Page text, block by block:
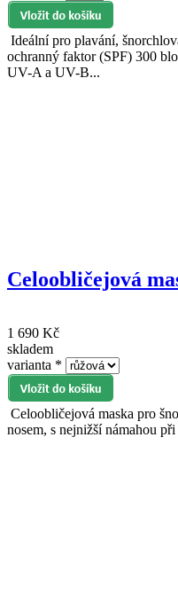
Ideální pro plavání,
ochranný faktor (SPF) 300
UV-A a UV-B...
Celoobličejová
1 690 Kč
skladem
varianta *
Celoobličejová maska pro
nosem, s nejnižší námahou